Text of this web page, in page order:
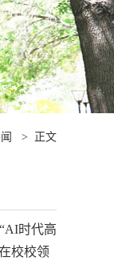
> 正文
时代高
校校领